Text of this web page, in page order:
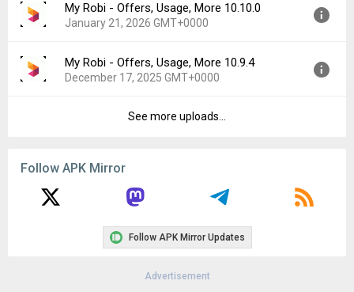
Downloads:
8
Version:
10.10.1
Uploaded:
February 11, 2026 at 2:23AM GMT+0000
Downloads:
15
My Robi - Offers, Usage, More 10.10.0
January 21, 2026 GMT+0000
Version:
10.10.0
Uploaded:
January 21, 2026 at 10:22PM GMT+0000
My Robi - Offers, Usage, More 10.9.4
December 17, 2025 GMT+0000
10.9.4
Downloads:
23
See more uploads...
Follow APK Mirror
Follow APK Mirror Updates
Advertisement